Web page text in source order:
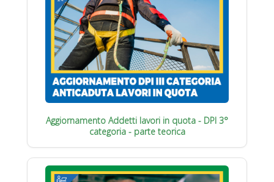
Aggiornamento Addetti lavori in quota - DPI 3°
categoria - parte teorica